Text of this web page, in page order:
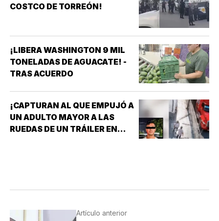
COSTCO DE TORREÓN!
¡LIBERA WASHINGTON 9 MIL
TONELADAS DE AGUACATE! -
TRAS ACUERDO
¡CAPTURAN AL QUE EMPUJÓ A
UN ADULTO MAYOR A LAS
RUEDAS DE UN TRÁILER EN
Artículo anterior